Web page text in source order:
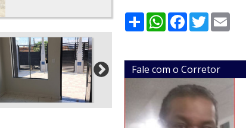
ShareWhatsApp
Facebook
Twitter
Fale com o Corretor